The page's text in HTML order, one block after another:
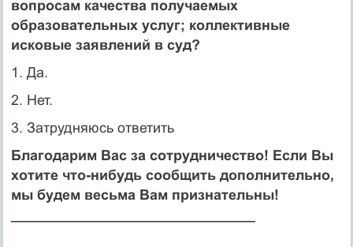
вопросам качества получаемых
образовательных услуг; коллективные
исковые заявлений в суд?
1. Да.
2. Нет.
3. Затрудняюсь ответить
Благодарим Вас за сотрудничество! Если Вы
хотите что-нибудь сообщить дополнительно,
мы будем весьма Вам признательны!